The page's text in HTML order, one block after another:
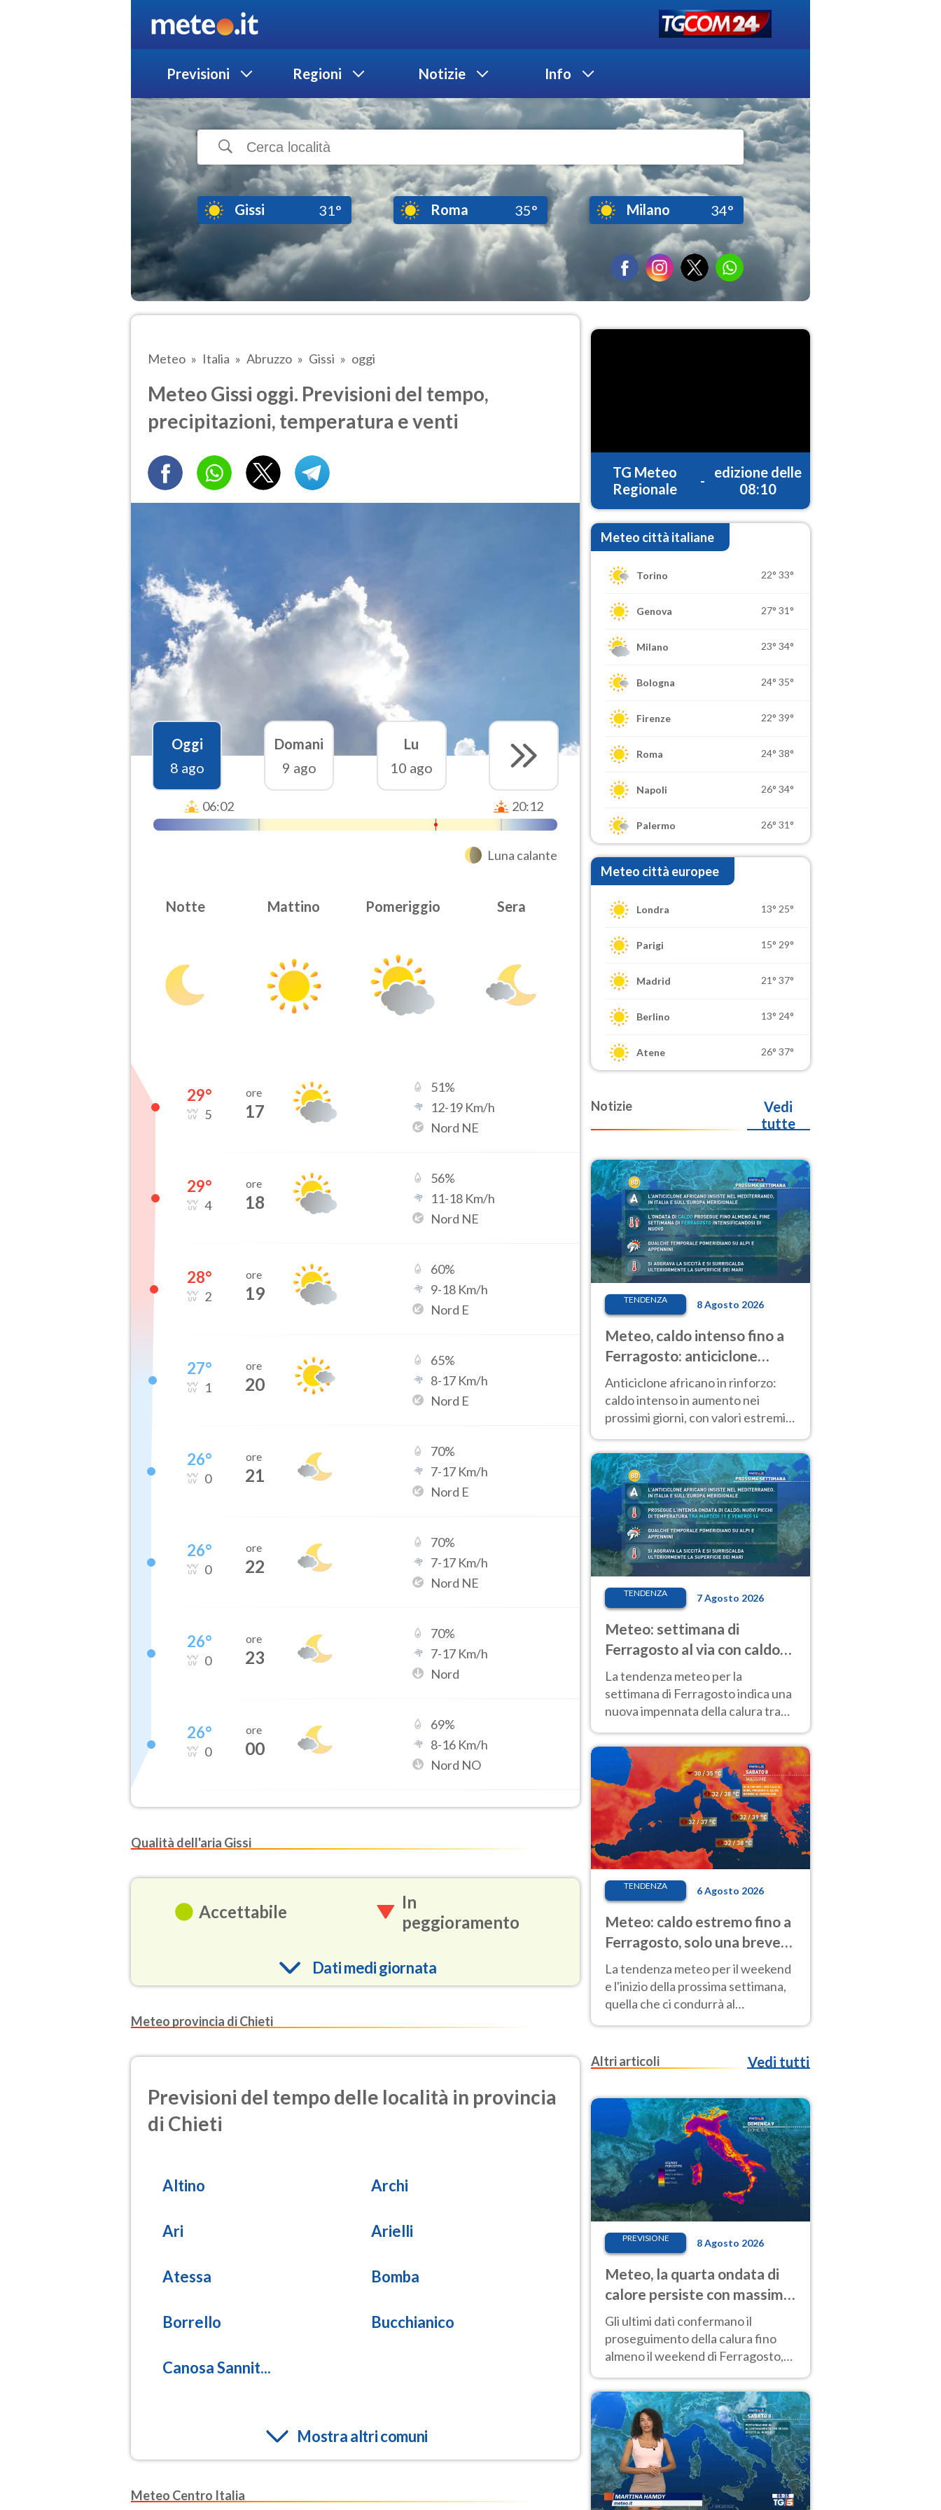
Previsioni Regioni Notizie Info
Gissi 31° Roma 35° Milano 34°
Meteo Italia Abruzzo Gissi oggi
Meteo Gissi oggi. Previsioni del tempo,
precipitazioni, temperatura e venti
Oggi
8 ago
Domani
9 ago
Lu
10 ago
06:02 20:12
Luna calante
Notte Mattino Pomeriggio Sera
29°
5
ore
17
51%
12-19 Km/h
Nord NE
29°
4
ore
18
56%
11-18 Km/h
Nord NE
28°
2
ore
19
60%
9-18 Km/h
Nord E
27°
1
ore
20
65%
8-17 Km/h
Nord E
26°
0
ore
21
70%
7-17 Km/h
Nord E
26°
0
ore
22
70%
7-17 Km/h
Nord NE
26°
0
ore
23
70%
7-17 Km/h
Nord
26°
0
ore
00
69%
8-16 Km/h
Nord NO
Qualità dell'aria Gissi
Accettabile
In
peggioramento
Dati medi giornata
O3
(Ozono)
94.4
SO2
Meteo provincia di Chieti
Previsioni del tempo delle località in provincia
di Chieti
Altino Archi
Ari Arielli
Atessa Bomba
Borrello Bucchianico
Canosa Sannit...
Mostra altri comuni
Meteo Centro Italia
TG Meteo
Regionale
-
edizione delle
08:10
Meteo città italiane
Torino 22° 33°
Genova 27° 31°
Milano 23° 34°
Bologna 24° 35°
Firenze 22° 39°
Roma 24° 38°
Napoli 26° 34°
Palermo 26° 31°
Meteo città europee
Londra 13° 25°
Parigi 15° 29°
Madrid 21° 37°
Berlino 13° 24°
Atene 26° 37°
Notizie
Vedi
tutte
TENDENZA 8 Agosto 2026
Meteo, caldo intenso fino a
Ferragosto: anticiclone
africano ancora
protagonista
Anticiclone africano in rinforzo:
caldo intenso in aumento nei
prossimi giorni, con valori estremi
d’Italia
TENDENZA 7 Agosto 2026
Meteo: settimana di
Ferragosto al via con caldo
intenso e qualche temporale
La tendenza meteo per la
settimana di Ferragosto indica una
nuova impennata della calura tra
anche al Nord.
TENDENZA 6 Agosto 2026
Meteo: caldo estremo fino a
Ferragosto, solo una breve
pausa. Ecco dove
La tendenza meteo per il weekend
e l'inizio della prossima settimana,
quella che ci condurrà al
Ferragosto, vede ancora
Altri articoli
Vedi tutti
PREVISIONE 8 Agosto 2026
Meteo, la quarta ondata di
calore persiste con massime
sempre molto elevate
Gli ultimi dati confermano il
proseguimento della calura fino
almeno il weekend di Ferragosto,
intensificazione prossima
settimana